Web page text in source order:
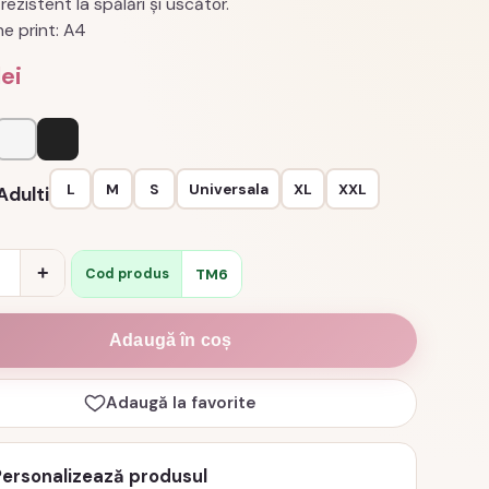
print: A4
L M S Universala XL XXL
+ Cod produs TM6
Adaugă în coș
Adaugă la favorite
produsul